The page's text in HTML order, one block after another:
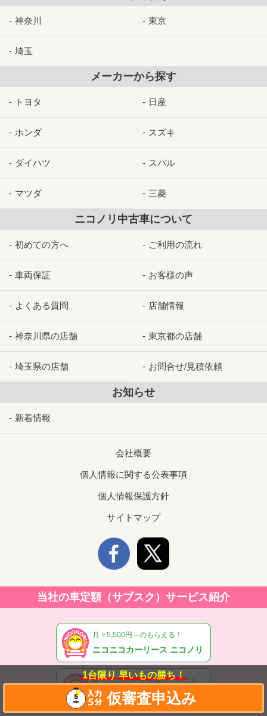
1台限り 早いもの勝ち！
仮審査申込み
神奈川 東京
埼玉
メーカーから探す
トヨタ 日産
ホンダ スズキ
ダイハツ スバル
マツダ 三菱
ニコノリ中古車について
初めての方へ ご利用の流れ
車両保証 お客様の声
よくある質問 店舗情報
神奈川県の店舗 東京都の店舗
埼玉県の店舗 お問合せ/見積依頼
お知らせ
新着情報
会社概要
個人情報に関する公表事項
個人情報保護方針
サイトマップ
当社の車定額（サブスク）サービス紹介
月々5,500円～のもらえる！
ニコニコカーリース ニコノリ
月々5,500円～中古車カーリース
ニコノリ中古車